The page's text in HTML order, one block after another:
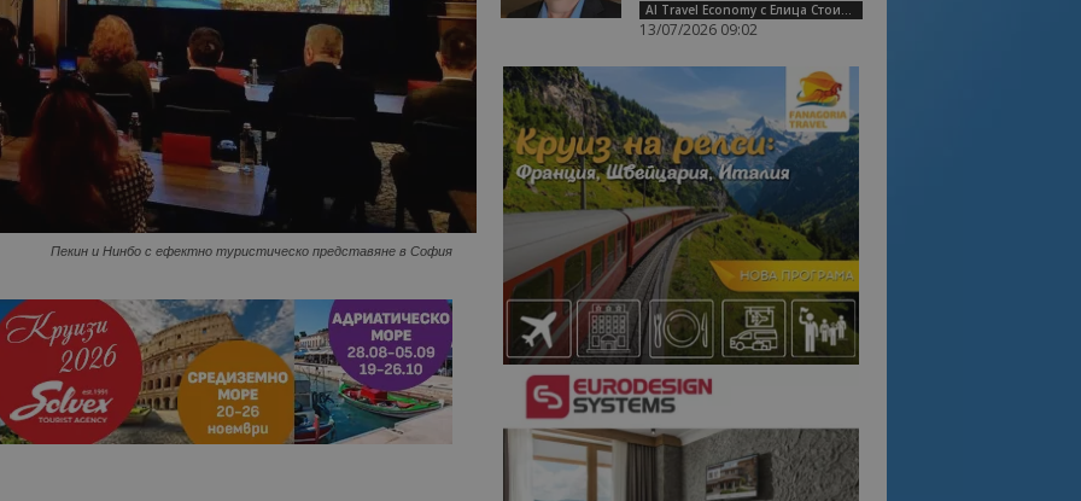
Пекин и Нинбо с ефектно туристическо представяне в София
AI Travel Economy с Елица Стоилова
13/07/2026 09:02